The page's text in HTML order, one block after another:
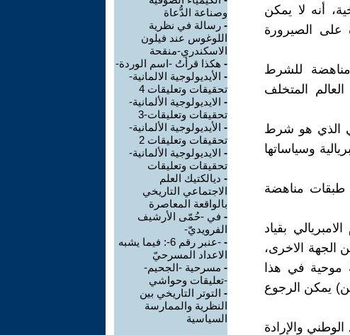
أنه لا يمكن
على الصيرورة
للشرط
المتخلف
الذي هو شرط
وسياساتها
طبقات مناهضة
بقياد
الجهة الاخرى،
موحية في هذا
يمكن الرجوع
الوطني والإرادة
وصناعة الدُّعاة
- رسالة في نظرية
اللوغوس عند فيلون
الاسكندري-منقحة
- هكذا قرأتُ -اسم الوردة-
- الأيديولوجية الالمانية-
تحقيقات وتعليقات 4
- الايديولوجية الألمانية-
تحقيقات وتعليقات-3
- الأيديولوجية الألمانية-
تحقيقات وتعليقات 2
- الايديولوجية الألمانية-
تحقيقات وتعليقات
- ديالكتيك العلم
الاجتماعي التاريخي
بالواقعة المعاصرة
- في -حُمّى الأرشيف
الفرويديّ-
-
-عنبر رقم 6-: فيما يشبه
الاعداد المسرحيّ
- مسرحية -الجحيم-
-تعليقات وحواشي
- التوتر التاريخي بين
النظرية والممارسة
السياسية